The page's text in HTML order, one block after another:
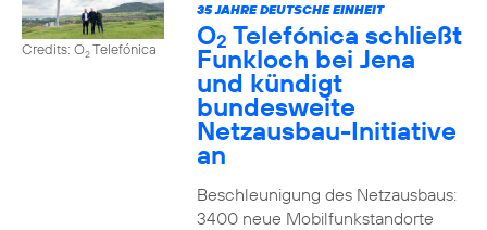
Credits: O2Telefónica
35 JAHRE DEUTSCHE EINHEIT
O2 Telefónica schließt
Funkloch bei Jena
und kündigt
bundesweite
Netzausbau-Initiative
an
Beschleunigung des Netzausbaus:
3400 neue Mobilfunkstandorte